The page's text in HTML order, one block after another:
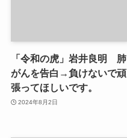
「令和の虎」岩井良明 肺
がんを告白→負けないで頑
張ってほしいです。
2024年8月2日